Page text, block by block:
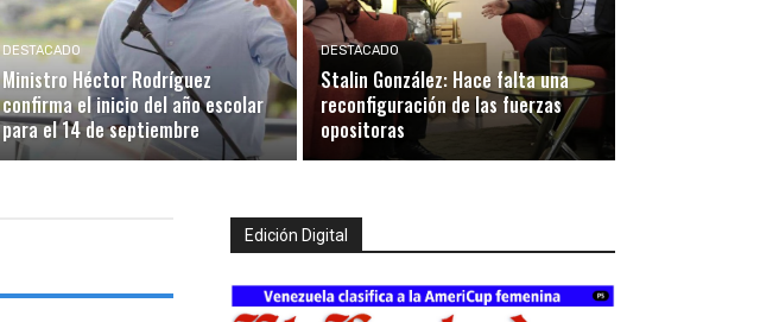
DESTACADO
Ministro Héctor Rodríguez
confirma el inicio del año escolar
para el 14 de septiembre
DESTACADO
Stalin González: Hace falta una
reconfiguración de las fuerzas
opositoras
Edición Digital